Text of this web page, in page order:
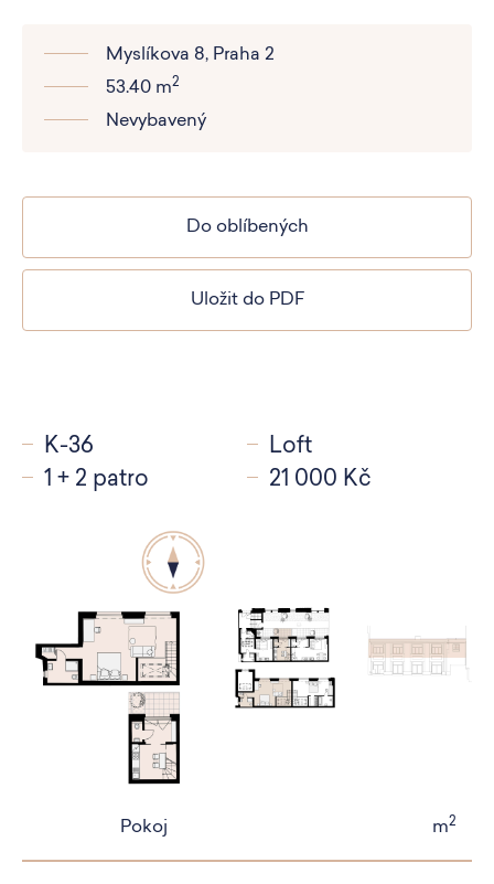
Myslíkova 8, Praha 2
53.40 m2
Nevybavený
Do oblíbených
Uložit do PDF
K-36
Loft
1 + 2 patro
21 000 Kč
Pokoj m2